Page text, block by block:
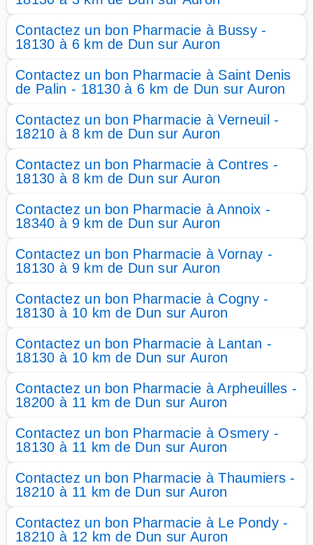
Contactez un bon Pharmacie à Bussy -
18130 à 6 km de Dun sur Auron
Contactez un bon Pharmacie à Saint Denis
de Palin - 18130 à 6 km de Dun sur Auron
Contactez un bon Pharmacie à Verneuil -
18210 à 8 km de Dun sur Auron
Contactez un bon Pharmacie à Contres -
18130 à 8 km de Dun sur Auron
Contactez un bon Pharmacie à Annoix -
18340 à 9 km de Dun sur Auron
Contactez un bon Pharmacie à Vornay -
18130 à 9 km de Dun sur Auron
Contactez un bon Pharmacie à Cogny -
18130 à 10 km de Dun sur Auron
Contactez un bon Pharmacie à Lantan -
18130 à 10 km de Dun sur Auron
Contactez un bon Pharmacie à Arpheuilles -
18200 à 11 km de Dun sur Auron
Contactez un bon Pharmacie à Osmery -
18130 à 11 km de Dun sur Auron
Contactez un bon Pharmacie à Thaumiers -
18210 à 11 km de Dun sur Auron
Contactez un bon Pharmacie à Le Pondy -
18210 à 12 km de Dun sur Auron